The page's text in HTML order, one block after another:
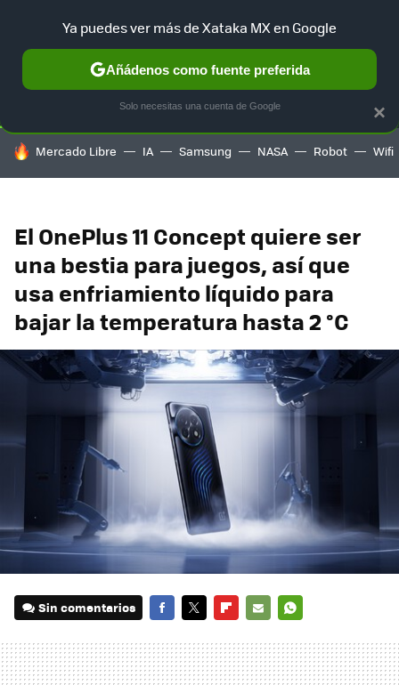
SELECCIÓN GAMING HOME AUTO TERRITORIO
HOY SE HABLA DE
Mercado Libre IA Samsung NASA Robot Wifi
El OnePlus 11 Concept quiere ser
una bestia para juegos, así que
usa enfriamiento líquido para
bajar la temperatura hasta 2 °C
Sin comentarios
MAIL
×
Ya puedes ver más de Xataka MX en Google
Añádenos como fuente preferida
Solo necesitas una cuenta de Google